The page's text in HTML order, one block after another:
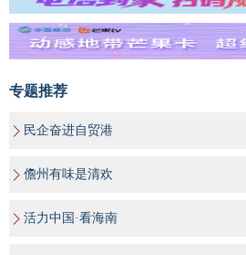
专题推荐
民企奋进自贸港
儋州有味是清欢
活力中国·看海南